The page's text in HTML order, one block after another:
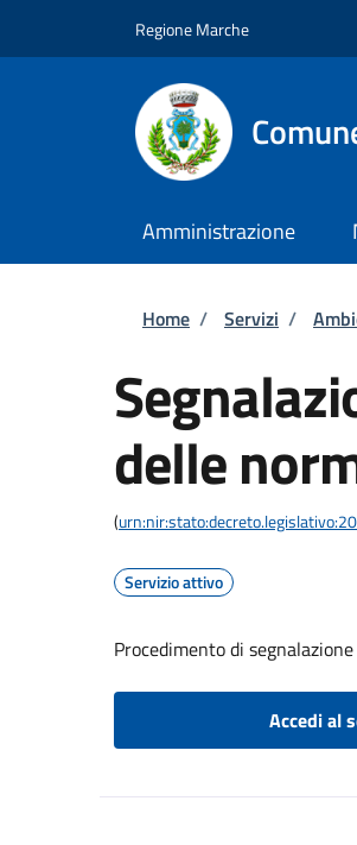
Regione Marche
Amministrazione
Briciole di
Home / Servizi /
delle
(
Servizio attivo
Procedimento di
Accedi al